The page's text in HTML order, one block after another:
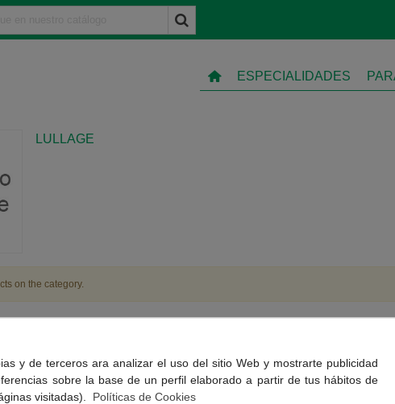
ESPECIALIDADES
LULLAGE
on the category.
Politicas de Cookies
Términos y condiciones de compra
y de terceros ara analizar el uso del sitio Web y mostrarte publicidad
sobre la base de un perfil elaborado a partir de tus hábitos de
visitadas). Políticas de Cookies